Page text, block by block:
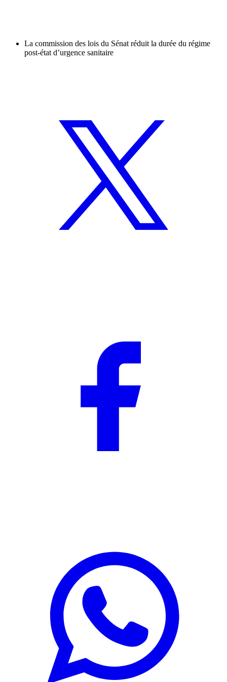
La commission des lois du Sénat réduit la durée du régime
post-état d’urgence sanitaire